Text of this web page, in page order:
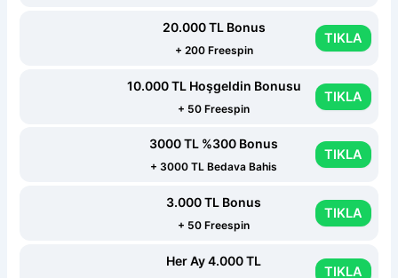
20.000 TL Bonus
+ 200 Freespin
TIKLA
10.000 TL Hoşgeldin Bonusu
+ 50 Freespin
TIKLA
3000 TL %300 Bonus
+ 3000 TL Bedava Bahis
TIKLA
3.000 TL Bonus
+ 50 Freespin
TIKLA
Her Ay 4.000 TL
TIKLA